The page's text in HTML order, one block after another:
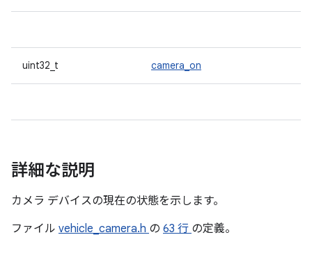
uint32_t camera_on
詳細な説明
カメラ デバイスの現在の状態を示します。
ファイル vehicle_camera.h の 63 行 の定義。